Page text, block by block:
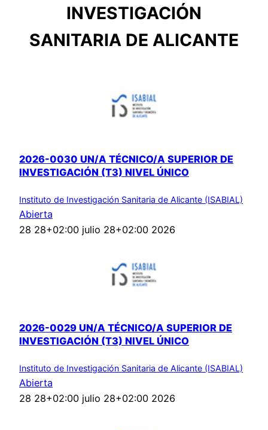
INVESTIGACIÓN
SANITARIA DE ALICANTE
2026-0030 UN/A TÉCNICO/A SUPERIOR DE
INVESTIGACIÓN (T3) NIVEL ÚNICO
Instituto de Investigación Sanitaria de Alicante (ISABIAL)
Abierta
28 28+02:00 julio 28+02:00 2026
2026-0029 UN/A TÉCNICO/A SUPERIOR DE
INVESTIGACIÓN (T3) NIVEL ÚNICO
Instituto de Investigación Sanitaria de Alicante (ISABIAL)
Abierta
28 28+02:00 julio 28+02:00 2026